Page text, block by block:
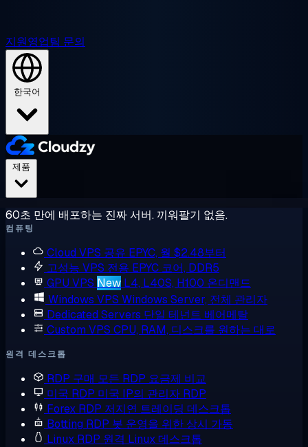
지원영업팀 문의
한국어
60초 만에 배포하는 진짜 서버. 끼워팔기 없음.
컴퓨팅
Cloud VPS 공유 EPYC, 월 $2.48부터
고성능 VPS 전용 EPYC 코어, DDR5
GPU VPS New L4, L40S, H100 온디맨드
Windows VPS Windows Server, 전체 관리자
Dedicated Servers 단일 테넌트 베어메탈
Custom VPS CPU, RAM, 디스크를 원하는 대로
원격 데스크톱
RDP 구매 모든 RDP 요금제 비교
미국 RDP 미국 IP의 관리자 RDP
Forex RDP 저지연 트레이딩 데스크톱
Botting RDP 봇 운영을 위한 상시 가동
Linux RDP 원격 Linux 데스크톱